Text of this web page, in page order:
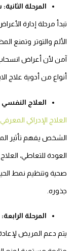
المرحلة
تبدأ مرحلة إدارة
الألم والتوتر وتمنع
آمن لأن أعراض
أنواع من أدوية علاج
العلاج
العلاج الإدراكي
الشخص يفهم تأثير
العودة للتعاطي،
صحية وتنظيم نمط
جذوره.
المرحلة
يتم دعم المريض لإعادة